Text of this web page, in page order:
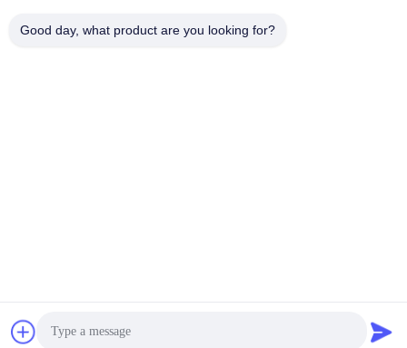
Gebouw 10, Shuntai Plaza, Shunhua North Road, Jinan City,
Shandong Freeman Fitness Equipment Co., Ltd. . Alle rechten
Good day, what product are you looking for?